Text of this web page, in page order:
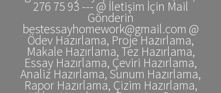
276 75 93 --- @ İletişim İçin Mail
Gönderin
bestessayhomework@gmail.com @
Ödev Hazırlama, Proje Hazırlama,
Makale Hazırlama, Tez Hazırlama,
Essay Hazırlama, Çeviri Hazırlama,
Analiz Hazırlama, Sunum Hazırlama,
Rapor Hazırlama, Çizim Hazırlama,